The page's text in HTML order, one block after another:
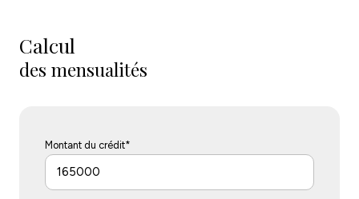
Calcul
des mensualités
Montant du crédit*